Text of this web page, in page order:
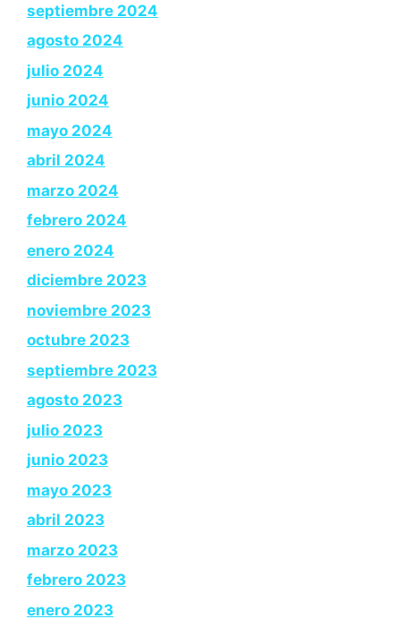
septiembre 2024
agosto 2024
julio 2024
junio 2024
mayo 2024
abril 2024
marzo 2024
febrero 2024
enero 2024
diciembre 2023
noviembre 2023
octubre 2023
septiembre 2023
agosto 2023
julio 2023
junio 2023
mayo 2023
abril 2023
marzo 2023
febrero 2023
enero 2023